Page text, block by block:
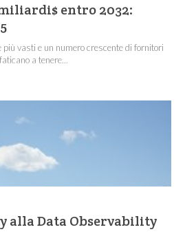
entro 2032:
vasti e un numero crescente di fornitori
a tenere...
alla Data Observability